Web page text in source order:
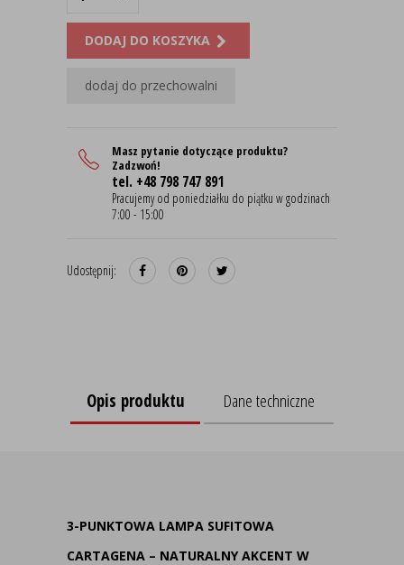
DODAJ DO KOSZYKA
dodaj do przechowalni
Masz pytanie dotyczące produktu?
Zadzwoń!
tel. +48 798 747 891
Pracujemy od poniedziałku do piątku w godzinach
7:00 - 15:00
Udostępnij:
Opis produktu Dane techniczne
3-PUNKTOWA LAMPA SUFITOWA
CARTAGENA – NATURALNY AKCENT W